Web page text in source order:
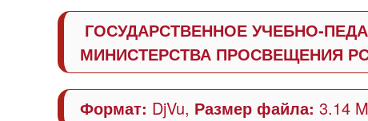
ГОСУДАРСТВЕННОЕ УЧЕБНО-
МИНИСТЕРСТВА ПРОСВЕЩЕНИЯ
Формат: DjVu, Размер файла: 3.14